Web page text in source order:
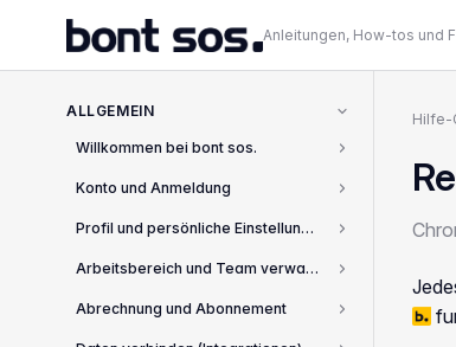
Anleitungen, How-tos und
ALLGEMEIN
Willkommen bei bont sos.
2
Konto und Anmeldung
8
Profil und persönliche Einstellungen
4
Arbeitsbereich und Team verwalten
2
Abrechnung und Abonnement
3
Hilfe-